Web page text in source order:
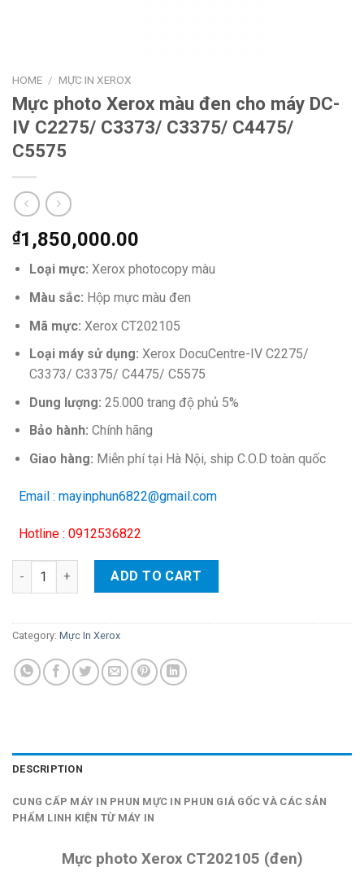
HOME / MỰC IN XEROX
Mực photo Xerox màu đen cho máy DC-
IV C2275/ C3373/ C3375/ C4475/
C5575
₫1,850,000.00
Loại mực: Xerox photocopy màu
Màu sắc: Hộp mực màu đen
Mã mực: Xerox CT202105
Loại máy sử dụng: Xerox DocuCentre-IV C2275/
C3373/ C3375/ C4475/ C5575
Dung lượng: 25.000 trang độ phủ 5%
Bảo hành: Chính hãng
Giao hàng: Miễn phí tại Hà Nội, ship C.O.D toàn quốc
Email : mayinphun6822@gmail.com
Hotline : 0912536822
Mực photo Xerox màu đen cho máy DC-IV C2275/ C3373/
ADD TO CART
Category: Mực In Xerox
DESCRIPTION
CUNG CẤP MÁY IN PHUN MỰC IN PHUN GIÁ GỐC VÀ CÁC SẢN
PHẨM LINH KIỆN TỪ MÁY IN
Mực photo Xerox CT202105 (đen)